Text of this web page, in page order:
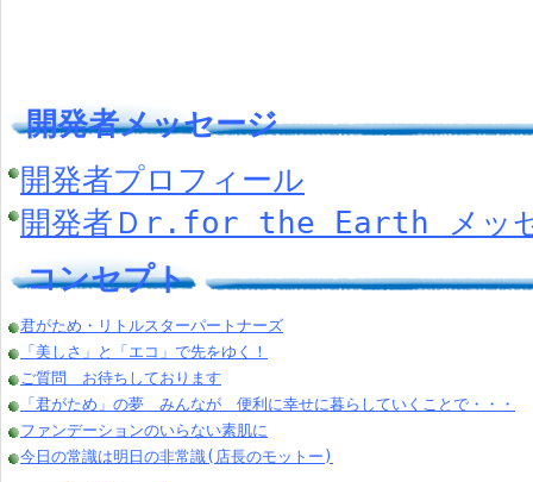
開発者メッセージ
開発者プロフィール
開発者Ｄr.for the Earth メッ
コンセプト
君がため・リトルスターパートナーズ
「美しさ」と「エコ」で先をゆく！
ご質問 お待ちしております
「君がため」の夢 みんなが 便利に幸せに暮らしていくことで・・・
ファンデーションのいらない素肌に
今日の常識は明日の非常識(店長のモットー)